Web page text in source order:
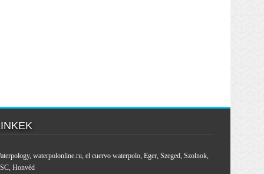
, waterpolonline.ru, el cuervo waterpolo, Eger, Szeged, Szolnok,
, Honvéd